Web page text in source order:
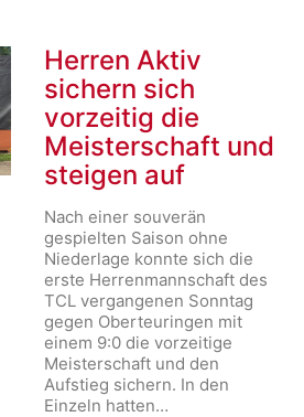
Herren Aktiv
sichern sich
vorzeitig die
Meisterschaft und
steigen auf
Nach einer souverän
gespielten Saison ohne
Niederlage konnte sich die
erste Herrenmannschaft des
TCL vergangenen Sonntag
gegen Oberteuringen mit
einem 9:0 die vorzeitige
Meisterschaft und den
Aufstieg sichern. In den
Einzeln hatten…